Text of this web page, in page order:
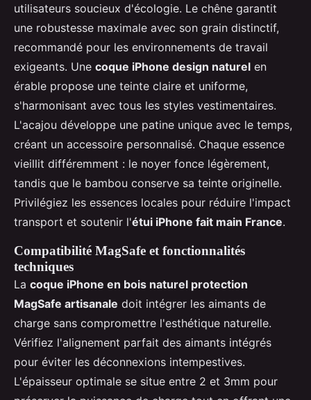
utilisateurs soucieux d'écologie. Le chêne garantit
une robustesse maximale avec son grain distinctif,
recommandé pour les environnements de travail
exigeants. Une coque iPhone design naturel en
érable propose une teinte claire et uniforme,
s'harmonisant avec tous les styles vestimentaires.
L'acajou développe une patine unique avec le temps,
créant un accessoire personnalisé. Chaque essence
vieillit différemment : le noyer fonce légèrement,
tandis que le bambou conserve sa teinte originelle.
Privilégiez les essences locales pour réduire l'impact
transport et soutenir l'étui iPhone fait main France.
Compatibilité MagSafe et fonctionnalités
techniques
La coque iPhone en bois naturel protection
MagSafe artisanale doit intégrer les aimants de
charge sans compromettre l'esthétique naturelle.
Vérifiez l'alignement parfait des aimants intégrés
pour éviter les déconnexions intempestives.
L'épaisseur optimale se situe entre 2 et 3mm pour